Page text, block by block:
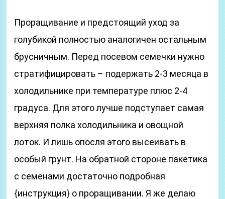
Проращивание и предстоящий уход за
голубикой полностью аналогичен остальным
брусничным. Перед посевом семечки нужно
стратифицировать – подержать 2-3 месяца в
холодильнике при температуре плюс 2-4
градуса. Для этого лучше подступает самая
верхняя полка холодильника и овощной
лоток. И лишь опосля этого высеивать в
особый грунт. На обратной стороне пакетика
с семенами достаточно подробная
{инструкция} о проращивании. Я же делаю